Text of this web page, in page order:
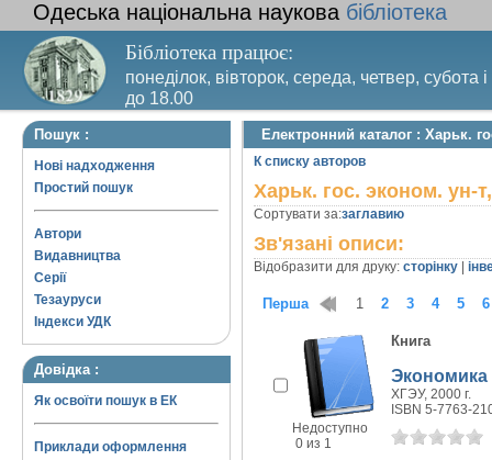
Одеська національна наукова бібліотека
Бібліотека працює:
понеділок, вівторок, середа, четвер, субота
до 18.00
Вихідний день – п’ятниця. Останній четвер
Пошук :
Нові надходження
Простий пошук
Автори
Видавництва
Серії
Тезауруси
Індекси УДК
Довідка :
Як освоїти пошук в ЕК
Приклади оформлення
Електронний каталог : Харьк.
К списку авторов
Харьк. гос. эконом. ун-т,
Сортувати за:заглавию
Зв'язані описи:
Відобразити для друку: сторінку
Перша 1 2 3 4 5 6
Недоступно
0 из 1
Книга
Экономика
ХГЭУ, 2000 г.
ISBN 5-7763-